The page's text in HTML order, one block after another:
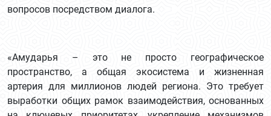
вопросов посредством диалога.
«Амударья – это не просто географическое
пространство, а общая экосистема и жизненная
артерия для миллионов людей региона. Это требует
выработки общих рамок взаимодействия, основанных